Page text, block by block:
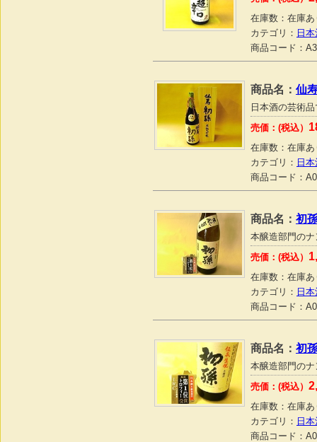
在庫数： 在庫あ
カテゴリ： 日
商品コード：
商品名： 仙
日本酒の芸術
売価：(税込）
在庫数： 在庫あ
カテゴリ： 日
商品コード：
商品名： 初
本醸造部門の
売価：(税込）
在庫数： 在庫あ
カテゴリ： 日
商品コード：
商品名： 初
本醸造部門の
売価：(税込）
在庫数： 在庫あ
カテゴリ： 日
商品コード：